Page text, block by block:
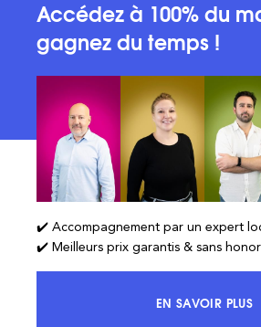
Accédez à 100% du
gagnez du temps !
✔️ Accompagnement par un expert
✔️ Meilleurs prix garantis & sans
EN SAVOIR PLUS